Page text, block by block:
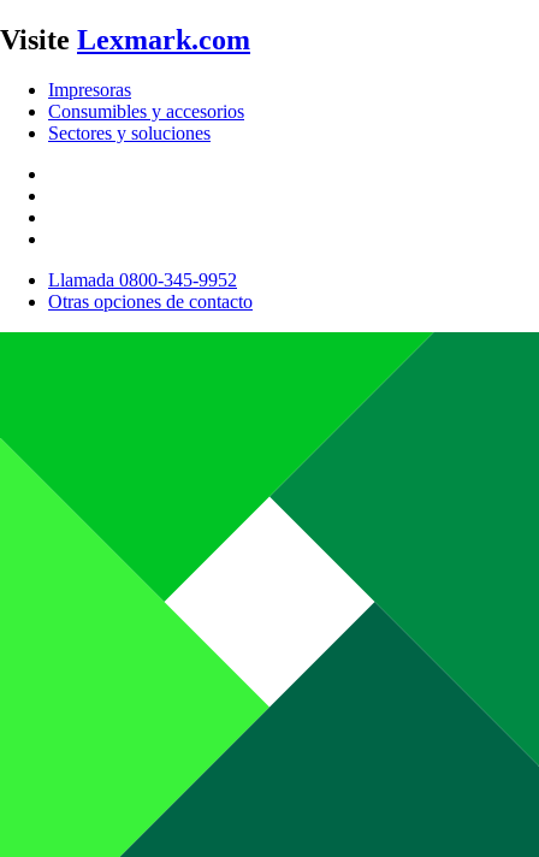
Visite Lexmark.com
Impresoras
Consumibles y accesorios
Sectores y soluciones
Llamada 0800-345-9952
Otras opciones de contacto